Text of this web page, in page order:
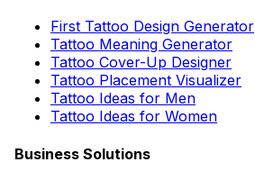
First Tattoo Design Generator
Tattoo Meaning Generator
Tattoo Cover-Up Designer
Tattoo Placement Visualizer
Tattoo Ideas for Men
Tattoo Ideas for Women
Business Solutions